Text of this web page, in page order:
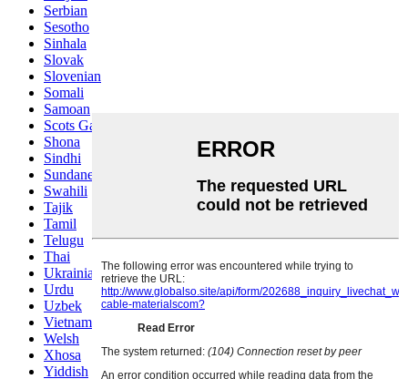
Serbian
Sesotho
Sinhala
Slovak
Slovenian
Somali
Samoan
Scots Gaelic
Shona
Sindhi
Sundanese
Swahili
Tajik
Tamil
Telugu
Thai
Ukrainian
Urdu
Uzbek
Vietnamese
Welsh
Xhosa
Yiddish